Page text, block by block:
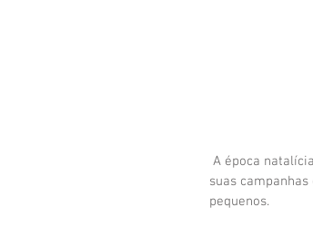
suas
pequenos.